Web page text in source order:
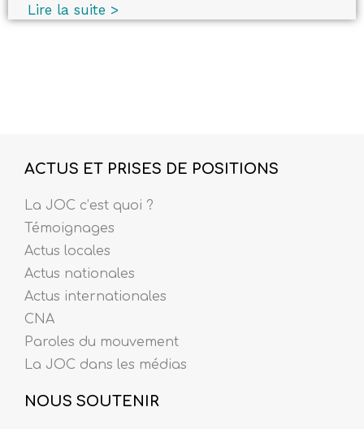
Lire la suite >
ACTUS ET PRISES DE POSITIONS
La JOC c’est quoi ?
Témoignages
Actus locales
Actus nationales
Actus internationales
CNA
Paroles du mouvement
La JOC dans les médias
NOUS SOUTENIR